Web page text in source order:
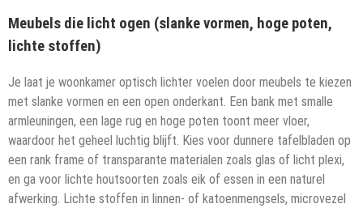
Meubels die licht ogen (slanke vormen, hoge poten,
lichte stoffen)
Je laat je woonkamer optisch lichter voelen door meubels te kiezen
met slanke vormen en een open onderkant. Een bank met smalle
armleuningen, een lage rug en hoge poten toont meer vloer,
waardoor het geheel luchtig blijft. Kies voor dunnere tafelbladen op
een rank frame of transparante materialen zoals glas of licht plexi,
en ga voor lichte houtsoorten zoals eik of essen in een naturel
afwerking. Lichte stoffen in linnen- of katoenmengsels, microvezel